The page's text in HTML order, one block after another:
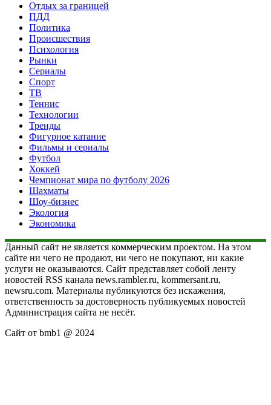
Отдых за границей
ПДД
Политика
Происшествия
Психология
Рынки
Сериалы
Спорт
ТВ
Теннис
Технологии
Тренды
Фигурное катание
Фильмы и сериалы
Футбол
Хоккей
Чемпионат мира по футболу 2026
Шахматы
Шоу-бизнес
Экология
Экономика
Данный сайт не является коммерческим проектом. На этом
сайте ни чего не продают, ни чего не покупают, ни какие
услуги не оказываются. Сайт представляет собой ленту
новостей RSS канала news.rambler.ru, kommersant.ru,
newsru.com. Материалы публикуются без искажения,
ответственность за достоверность публикуемых новостей
Администрация сайта не несёт.
Сайт от bmb1 @ 2024